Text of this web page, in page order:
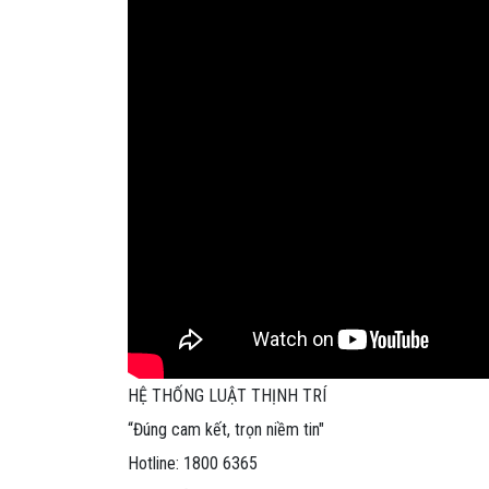
HỆ THỐNG LUẬT THỊNH TRÍ
“Đúng cam kết, trọn niềm tin"
Hotline: 1800 6365